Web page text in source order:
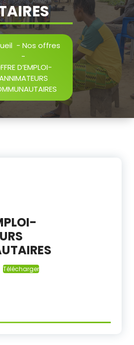
- Nos offres
-
D’EMPLOI-
Télécharger